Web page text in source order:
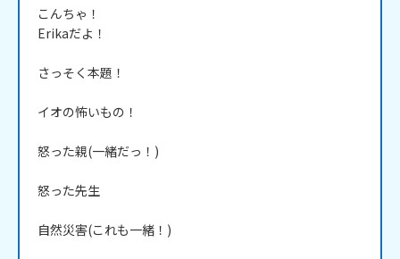
こんちゃ！
Erikaだよ！
さっそく本題！
イオの怖いもの！
怒った親(一緒だっ！)
怒った先生
自然災害(これも一緒！)